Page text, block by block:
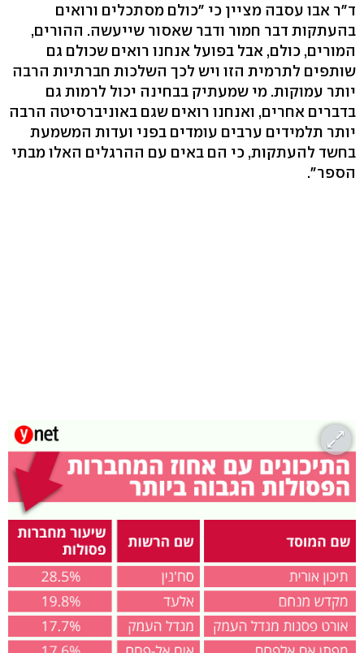
ד"ר אבו עסבה מציין כי "כולם מסתכלים ורואים
בהעתקות דבר חמור ודבר שאסור שייעשה. ההורים,
המורים, כולם, אבל בפועל אנחנו רואים שכולם גם
שותפים לתרמית הזו ויש לכך השלכות חברתיות הרבה
יותר עמוקות. מי שמעתיק בבחינה יכול לרמות גם
בדברים אחרים, ואנחנו רואים שגם באוניברסיטה הרבה
יותר תלמידים ערבים עומדים בפני ועדות המשמעת
בחשד להעתקות, כי הם באים עם ההרגלים האלו מבתי
הספר".